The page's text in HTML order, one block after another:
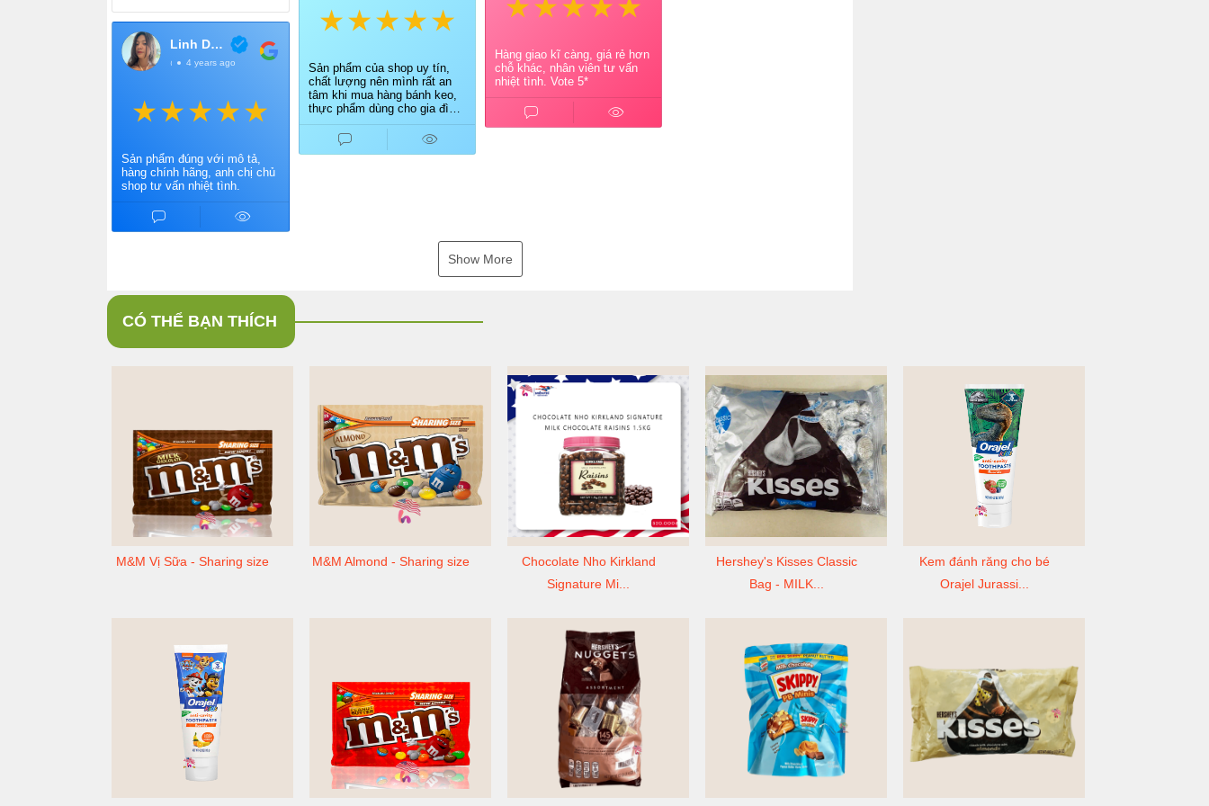
Linh Dang
@LinhDang4 years ago
Sản phẩm đúng với mô tả,
hàng chính hãng, anh chị chủ
shop tư vấn nhiệt tình.
Sản phẩm của shop uy tín,
chất lượng nên mình rất an
tâm khi mua hàng bánh keo,
thực phẩm dùng cho gia đình.
Điểm cộng cho chủ shop tư
vấn nhiệt tình, giao hàng
nhanh.
Hàng giao kĩ càng, giá rẻ hơn
chỗ khác, nhân viên tư vấn
nhiệt tình. Vote 5*
Show More
CÓ THỂ BẠN THÍCH
M&M Vị Sữa - Sharing size M&M Almond - Sharing size
Chocolate Nho Kirkland
Signature Mi...
Hershey's Kisses Classic
Bag - MILK...
Kem đánh răng cho bé
Orajel Jurassi...